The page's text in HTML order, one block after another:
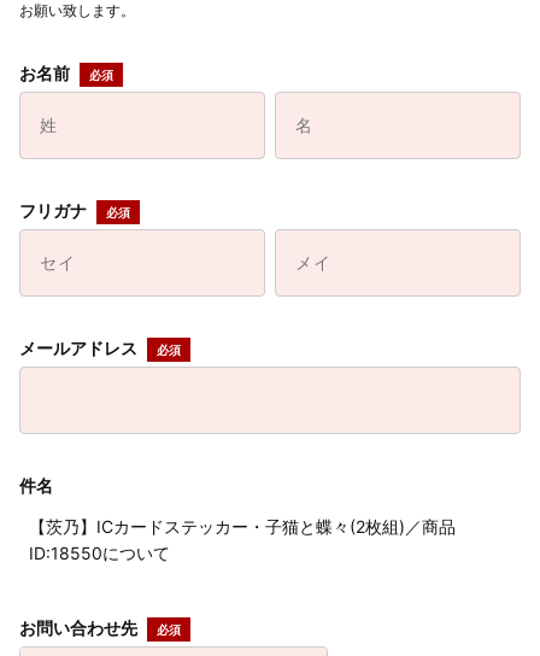
お願い致します。
お名前
フリガナ
メールアドレス
件名
【茨乃】ICカードステッカー・子猫と蝶々(2枚組)／商品
ID:18550について
お問い合わせ先